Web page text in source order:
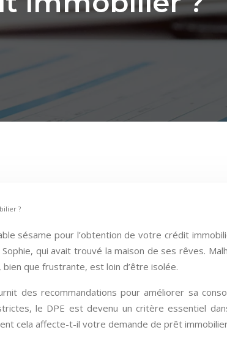
?
sésame pour l’obtention de votre crédit
qui avait trouvé la maison de ses rêves.
que frustrante, est loin d’être isolée.
des recommandations pour améliorer sa
le DPE est devenu un critère essentiel
cela affecte-t-il votre demande de prêt